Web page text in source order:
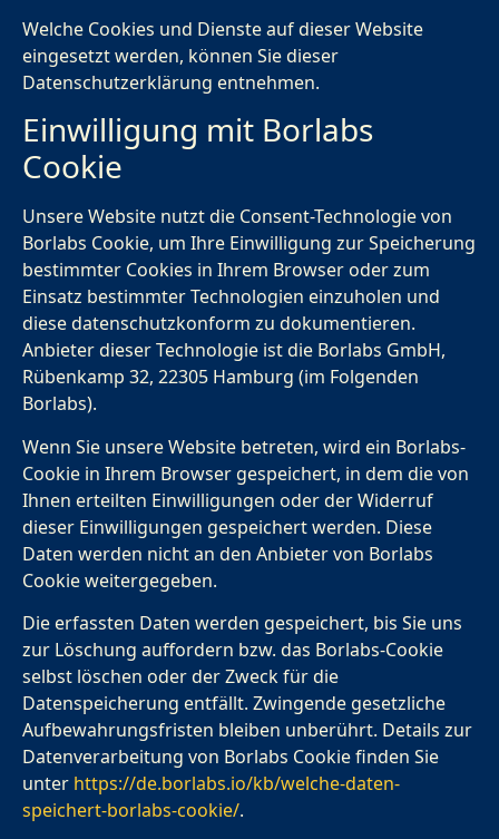
Welche Cookies und Dienste auf dieser Website
eingesetzt werden, können Sie dieser
Datenschutzerklärung entnehmen.
Einwilligung mit Borlabs
Cookie
Unsere Website nutzt die Consent-Technologie von
Borlabs Cookie, um Ihre Einwilligung zur Speicherung
bestimmter Cookies in Ihrem Browser oder zum
Einsatz bestimmter Technologien einzuholen und
diese datenschutzkonform zu dokumentieren.
Anbieter dieser Technologie ist die Borlabs GmbH,
Rübenkamp 32, 22305 Hamburg (im Folgenden
Borlabs).
Wenn Sie unsere Website betreten, wird ein Borlabs-
Cookie in Ihrem Browser gespeichert, in dem die von
Ihnen erteilten Einwilligungen oder der Widerruf
dieser Einwilligungen gespeichert werden. Diese
Daten werden nicht an den Anbieter von Borlabs
Cookie weitergegeben.
Die erfassten Daten werden gespeichert, bis Sie uns
zur Löschung auffordern bzw. das Borlabs-Cookie
selbst löschen oder der Zweck für die
Datenspeicherung entfällt. Zwingende gesetzliche
Aufbewahrungsfristen bleiben unberührt. Details zur
Datenverarbeitung von Borlabs Cookie finden Sie
unter https://de.borlabs.io/kb/welche-daten-
speichert-borlabs-cookie/.